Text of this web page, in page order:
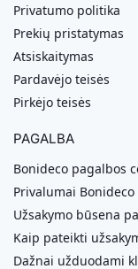
Privatumo politika
Prekių pristatymas
Atsiskaitymas
Pardavėjo teisės
Pirkėjo teisės
PAGALBA
Bonideco pagalbos
Privalumai Bonideco
Užsakymo būsena
Kaip pateikti
Dažnai užduodami